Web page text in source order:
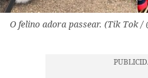
O felino adora passear. (Tik Tok /